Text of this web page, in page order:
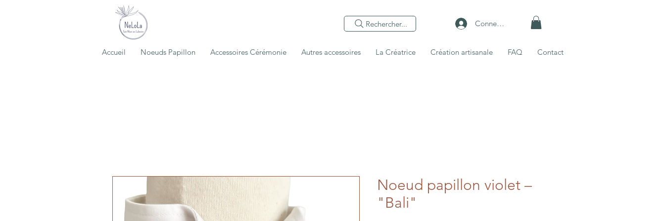
Rechercher... Connexion
Accueil Noeuds Papillon Accessoires Cérémonie Autres accessoires La Créatrice Création artisanale FAQ Contact
Noeud papillon violet –
"Bali"